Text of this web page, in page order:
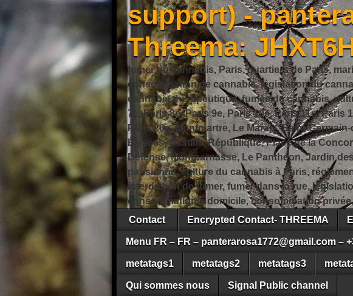
support) -
Threema:
fumer du cannabis, Paris, quartiers de Paris,
consommation de cannabis, législation du
cannabis thérapeutique, fumée de cannabis,
7e, Paris 8e, Paris 9e, Paris 10e, Paris 11e, Paris
Paris 20e, Montmartre, Le Marais, Saint-
Élysées, Bastille, République, Place de la
Défense, Montparnasse, Le Panthéon, Jardin
parisienne, culture du cannabis à Paris,
interdiction de fumer, fumer dans la rue,
consommation à domicile, consommation
Contact
Encrypted Contact- THREEMA
Menu FR – FR – panterarosa1772@gmail.com –
metatags1 metatags2 metatags3
Qui sommes nous Signal Public channel